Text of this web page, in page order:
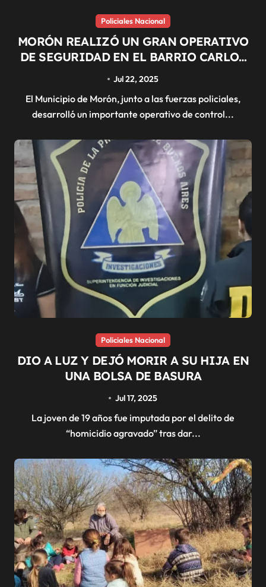
Policiales Nacional
MORÓN REALIZÓ UN GRAN OPERATIVO
DE SEGURIDAD EN EL BARRIO CARLOS
GARDEL
Jul 22, 2025
El Municipio de Morón, junto a las fuerzas policiales,
desarrolló un importante operativo de control...
Policiales Nacional
DIO A LUZ Y DEJÓ MORIR A SU HIJA EN
UNA BOLSA DE BASURA
Jul 17, 2025
La joven de 19 años fue imputada por el delito de
“homicidio agravado” tras dar...